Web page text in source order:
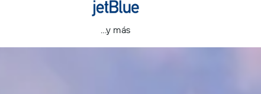
...y más